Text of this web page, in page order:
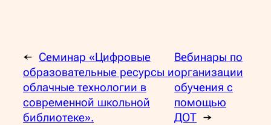
← Семинар «Цифровые
образовательные ресурсы и
облачные технологии в
современной школьной
библиотеке».
Вебинары по
организации
обучения с
помощью
ДОТ →